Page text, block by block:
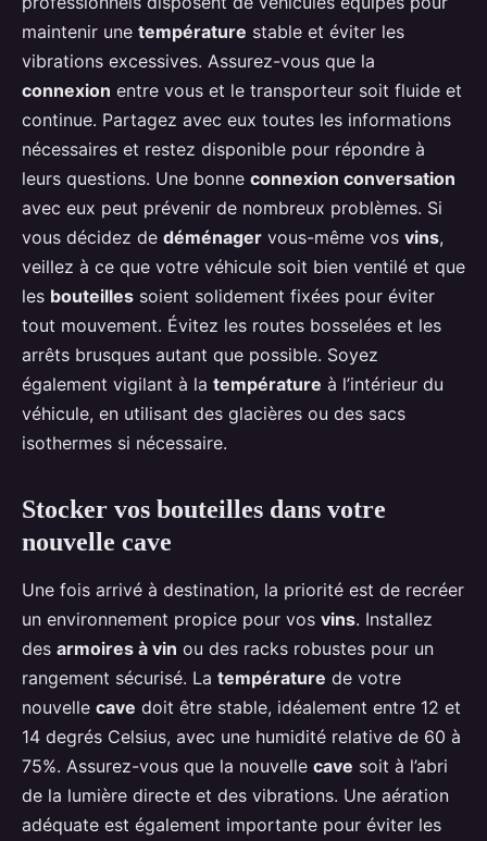
maintenir une température stable et éviter les
vibrations excessives. Assurez-vous que la
connexion entre vous et le transporteur soit fluide et
continue. Partagez avec eux toutes les informations
nécessaires et restez disponible pour répondre à
leurs questions. Une bonne connexion conversation
avec eux peut prévenir de nombreux problèmes. Si
vous décidez de déménager vous-même vos vins,
veillez à ce que votre véhicule soit bien ventilé et que
les bouteilles soient solidement fixées pour éviter
tout mouvement. Évitez les routes bosselées et les
arrêts brusques autant que possible. Soyez
également vigilant à la température à l’intérieur du
véhicule, en utilisant des glacières ou des sacs
isothermes si nécessaire.
Stocker vos bouteilles dans votre
nouvelle cave
Une fois arrivé à destination, la priorité est de recréer
un environnement propice pour vos vins. Installez
des armoires à vin ou des racks robustes pour un
rangement sécurisé. La température de votre
nouvelle cave doit être stable, idéalement entre 12 et
14 degrés Celsius, avec une humidité relative de 60 à
75%. Assurez-vous que la nouvelle cave soit à l’abri
de la lumière directe et des vibrations. Une aération
adéquate est également importante pour éviter les